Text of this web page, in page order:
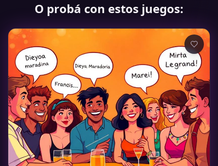
O probá con estos juegos: